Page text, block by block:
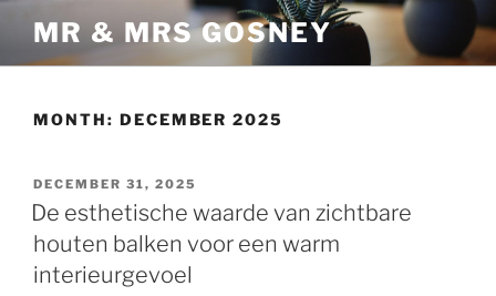
content
MR & MRS GOSNEY
MONTH: DECEMBER 2025
POSTED
ON
DECEMBER 31, 2025
De esthetische waarde van zichtbare
houten balken voor een warm
interieurgevoel